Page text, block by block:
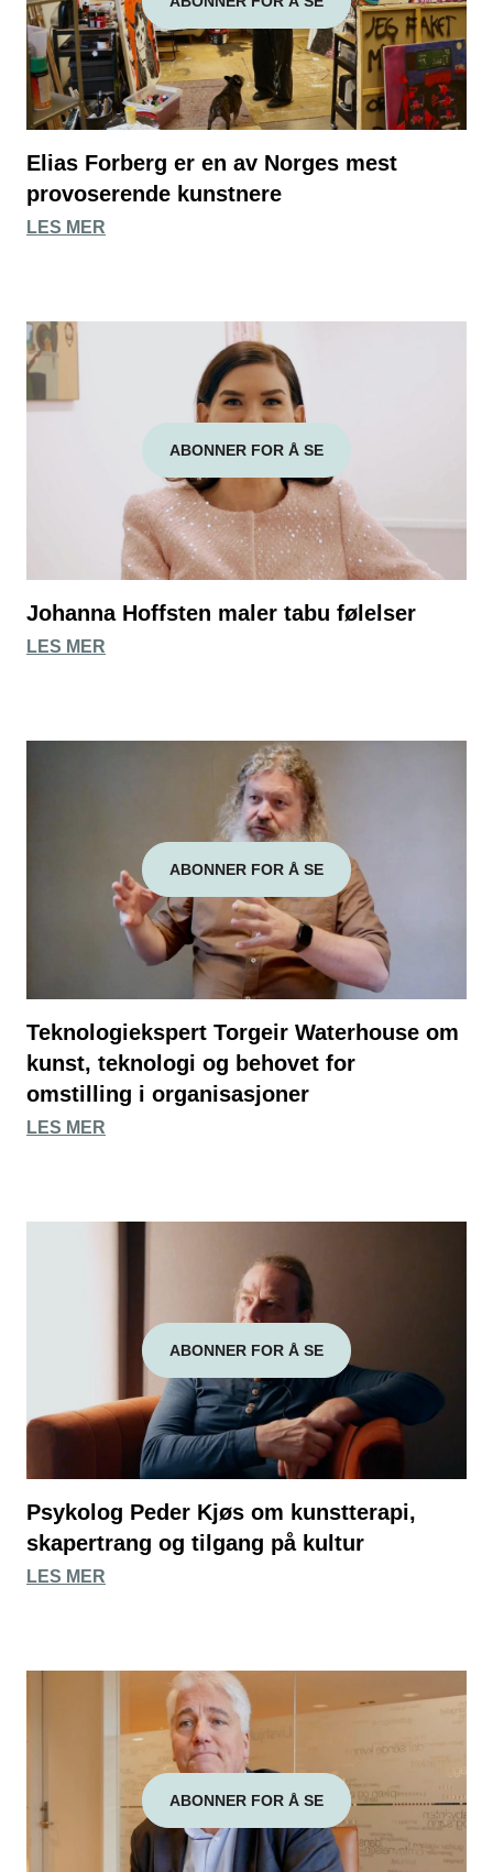
Elias Forberg er en av Norges mest
provoserende kunstnere
LES MER
ABONNER FOR Å SE
Johanna Hoffsten maler tabu følelser
LES MER
ABONNER FOR Å SE
Teknologiekspert Torgeir Waterhouse om
kunst, teknologi og behovet for
omstilling i organisasjoner
LES MER
ABONNER FOR Å SE
Psykolog Peder Kjøs om kunstterapi,
skapertrang og tilgang på kultur
LES MER
ABONNER FOR Å SE